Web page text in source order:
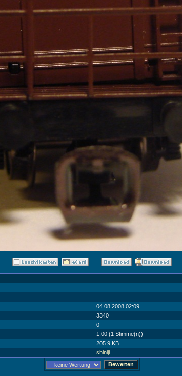
04.08.2008 02:09
3340
0
1.00 (1 Stimme(n))
205.9 KB
shiniji